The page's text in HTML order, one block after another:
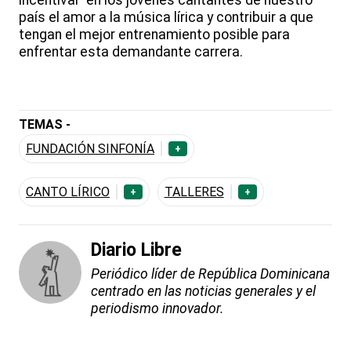
país el amor a la música lírica y contribuir a que
tengan el mejor entrenamiento posible para
enfrentar esta demandante carrera.
TEMAS -
FUNDACIÓN SINFONÍA
+
CANTO LÍRICO + TALLERES +
Diario Libre
Periódico líder de República Dominicana
centrado en las noticias generales y el
periodismo innovador.